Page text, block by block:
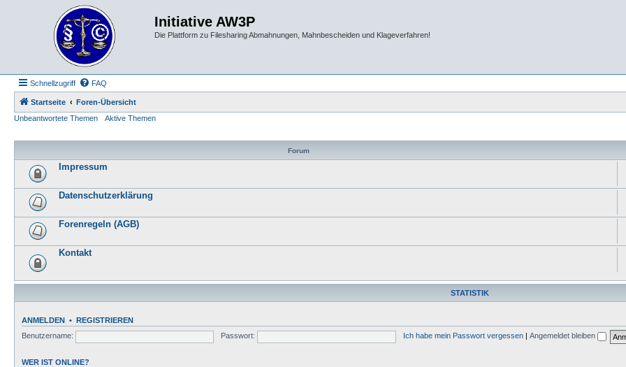
Initiative AW3P
Die Plattform zu Filesharing Abmahnungen, Mahnbescheiden und Klageverfahren!
Schnellzugriff FAQ
Startseite
Foren-Übersicht
Unbeantwortete Themen
Aktive Themen
Forum
Impressum
Datenschutzerklärung
Forenregeln (AGB)
Kontakt
STATISTIK
ANMELDEN • REGISTRIEREN
Benutzername:
Passwort: Ich habe mein Passwort vergessen Angemeldet bleiben
WER IST ONLINE?